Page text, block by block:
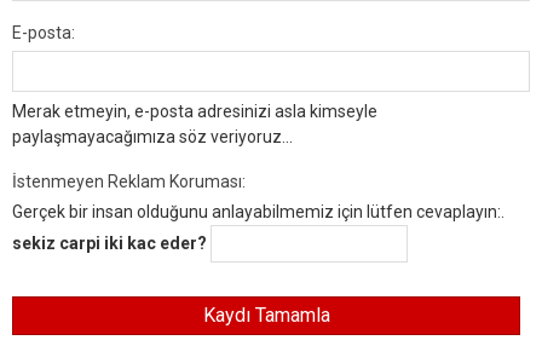
E-posta:
Merak etmeyin, e-posta adresinizi asla kimseyle
paylaşmayacağımıza söz veriyoruz...
İstenmeyen Reklam Koruması:
Gerçek bir insan olduğunu anlayabilmemiz için lütfen cevaplayın:.
sekiz carpi iki kac eder?